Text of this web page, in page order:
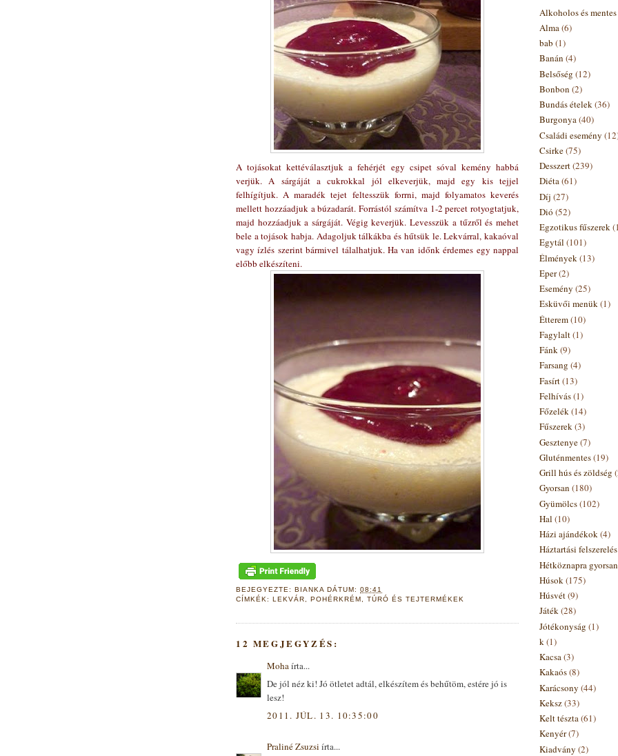
A tojásokat kettéválasztjuk a fehérjét egy csipet sóval kemény habbá
verjük. A sárgáját a cukrokkal jól elkeverjük, majd egy kis tejjel
felhígítjuk. A maradék tejet feltesszük forrni, majd folyamatos keverés
mellett hozzáadjuk a búzadarát. Forrástól számítva 1-2 percet rotyogtatjuk,
majd hozzáadjuk a sárgáját. Végig keverjük. Levesszük a tűzről és mehet
bele a tojások habja. Adagoljuk tálkákba és hűtsük le. Lekvárral, kakaóval
vagy ízlés szerint bármivel tálalhatjuk. Ha van időnk érdemes egy nappal
előbb elkészíteni.
BEJEGYEZTE:BIANKA DÁTUM:08:41
CÍMKÉK:LEKVÁR,POHÉRKRÉM,TÚRÓ ÉS TEJTERMÉKEK
12 MEGJEGYZÉS:
Mohaírta...
De jól néz ki! Jó ötletet adtál, elkészítem és behűtöm, estére jó is
lesz!
2011. JÚL. 13. 10:35:00
Praliné Zsuzsi írta...
Alkoholos és
Alma(6)
bab (1)
Banán (4)
Belsőség (12)
Bonbon (2)
Bundás ételek(36)
Burgonya(40)
Családi esemény
Csirke(75)
Desszert(239)
Diéta(61)
Díj (27)
Dió (52)
Egzotikus fűszerek
Egytál (101)
Élmények (13)
Eper(2)
Esemény (25)
Esküvői menük(1)
Étterem(10)
Fagylalt(1)
Fánk(9)
Farsang (4)
Fasírt(13)
Felhívás(1)
Főzelék(14)
Fűszerek(3)
Gesztenye(7)
Gluténmentes(19)
Grill hús és zöldség
Gyorsan (180)
Gyümölcs(102)
Hal (10)
Házi ajándékok(4)
Háztartási
Hétköznapra gyorsan
Húsok(175)
Húsvét(9)
Játék(28)
Jótékonyság (1)
k(1)
Kacsa(3)
Kakaós(8)
Karácsony (44)
Keksz(33)
Kelt tészta(61)
Kenyér(7)
Kiadvány (2)